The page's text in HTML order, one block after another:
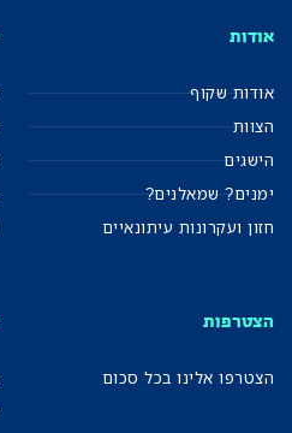
אודות
אודות שקוף
הצוות
הישגים
ימנים? שמאלנים?
חזון ועקרונות עיתונאיים
הצטרפות
הצטרפו אלינו בכל סכום